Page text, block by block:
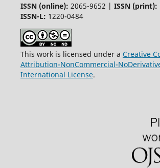
ISSN (online): 2065-9652 | ISSN (print):
ISSN-L: 1220-0484
This work is licensed under a Creative
Attribution-NonCommercial-
International License.